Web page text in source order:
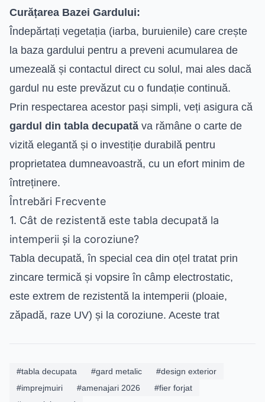
Curățarea Bazei Gardului:
Îndepărtați vegetația (iarba, buruienile) care crește
la baza gardului pentru a preveni acumularea de
umezeală și contactul direct cu solul, mai ales dacă
gardul nu este prevăzut cu o fundație continuă.
Prin respectarea acestor pași simpli, veți asigura că
gardul din tabla decupată va rămâne o carte de
vizită elegantă și o investiție durabilă pentru
proprietatea dumneavoastră, cu un efort minim de
întreținere.
Întrebări Frecvente
1. Cât de rezistentă este tabla decupată la
intemperii și la coroziune?
Tabla decupată, în special cea din oțel tratat prin
zincare termică și vopsire în câmp electrostatic,
este extrem de rezistentă la intemperii (ploaie,
zăpadă, raze UV) și la coroziune. Aceste trat
#tabla decupata #gard metalic
#design exterior
#imprejmuiri
#amenajari 2026
#fier forjat